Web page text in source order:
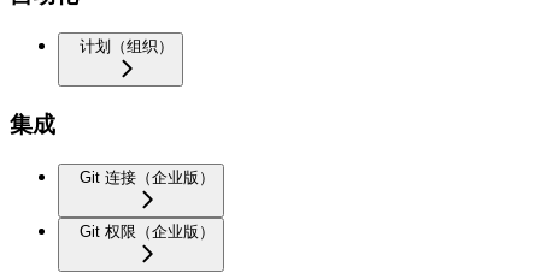
计划（组织）
集成
Git 连接（企业版）
Git 权限（企业版）